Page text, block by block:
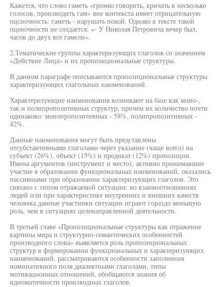
Кажется, что слово гаметь «громко говорить, кричать в несколько
голосов, производить гам» вне контекста имеет отрицательную
оцсночность: гаметь - нарушать покой. Однако в тексте такой
оценочности не создается: «- У Николая Петровича вечер был,
часов до двух все гамели».
2.Тематические группы характеризующих глаголов со значением
«Действие Лица» и их пропозициональные структуры.
В данном параграфе описываются пропозициональные структуры
характеризующих глагольных наименований.
Характеризующие наименования возникают на базе как моно-,
так и полипропозитивных структур, причем их количество почти
одинаково: монопропозитивных - 58%, полипропозитивных -
42%.
Данные наименования могут быть представлены
отсубстантивными глаголами через указание (чаще всего) на
субъект (26%), объект (15%) и предикат (12%) пропозиции.
Имена аргументов (инструмент и место), активно принимавшие
участие в образовании функциональных наименований, оказались
пассивными при образовании характеризующих глаголов. Это
связано с типом отражаемой ситуации: во взаимоотношениях
людей или при характеристике внутренних и внешних качеств
человека данные участники ситуации играют гораздо меньшую
роль, чем в ситуациях целенаправленной деятельности.
В третьей главе «Пропозициональные структуры как отражение
картины мира и структурно-семантических особенностей
производного слова» выявляется роль пропозициональных
структур в формировании функциональных и характеризующих
наименований, рассматриваются особенности заполнения
номинативного поля диалектными глаголами, типы
мотивационных отношений, обобщаются знания об
идиоматичности производных глаголов.